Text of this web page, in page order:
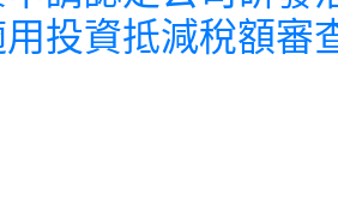
投資抵減稅額審